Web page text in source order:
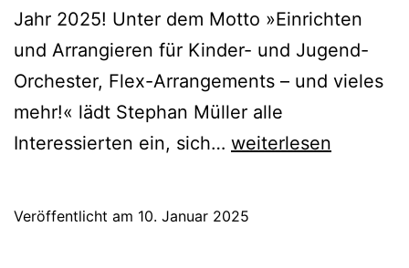
Jahr 2025! Unter dem Motto »Einrichten
und Arrangieren für Kinder- und Jugend-
Orchester, Flex-Arrangements – und vieles
mehr!« lädt Stephan Müller alle
Interessierten ein, sich… weiterlesen
Veröffentlicht am 10. Januar 2025